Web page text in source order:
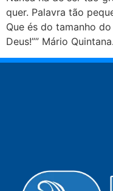
quer. Palavra tão
Que és do tamanho
Deus!”” Mário